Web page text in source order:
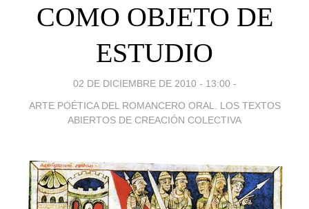
COΜO OBJEΤO DE
ESTUDIO
02 DE DICIEMBRE DE 2010 - 13:00 -
ARTE POÉTICA DEL ROMANCERO ORAL. LOS TEXTOS
ABIERTOS DE CREACIÓN COLECTIVA